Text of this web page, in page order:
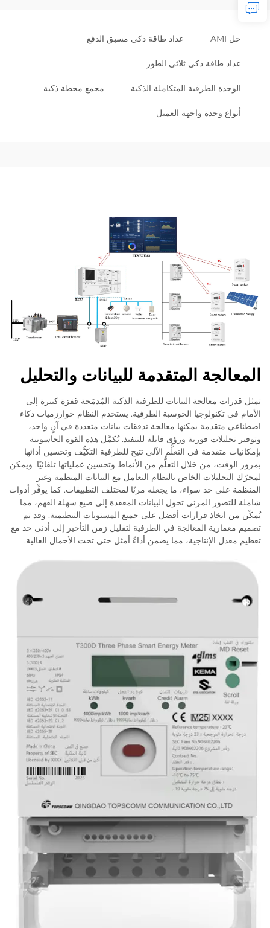
حل AMI عداد طاقة ذكي مسبق الدفع
عداد طاقة ذكي ثلاثي الطور
الوحدة الطرفية المتكاملة الذكية مجمع محطة ذكية
أنواع وحدة واجهة العميل
المعالجة المتقدمة للبيانات والتحليل
تمثل قدرات معالجة البيانات للطرفية الذكية المُدمَجة قفزة كبيرة إلى
الأمام في تكنولوجيا الحوسبة الطرفية. يستخدم النظام خوارزميات ذكاء
اصطناعي متقدمة يمكنها معالجة تدفقات بيانات متعددة في آنٍ واحد،
وتوفير تحليلات فورية ورؤى قابلة للتنفيذ. تُكمَّل هذه القوة الحاسوبية
بإمكانيات متقدمة في التعلُّم الآلي تتيح للطرفية التكيُّف وتحسين أدائها
بمرور الوقت، من خلال التعلُّم من الأنماط وتحسين عملياتها تلقائيًا. ويمكن
لمحرّك التحليلات الخاص بالنظام التعامل مع البيانات المنظمة وغير
المنظمة على حد سواء، ما يجعله مرنًا لمختلف التطبيقات. كما يوفِّر أدوات
شاملة للتصور المرئي تحول البيانات المعقدة إلى صيغ سهلة الفهم، مما
يُمكّن من اتخاذ قرارات أفضل على جميع المستويات التنظيمية. وقد تم
تصميم معمارية المعالجة في الطرفية لتقليل زمن التأخير إلى أدنى حد مع
تعظيم معدل الإنتاجية، مما يضمن أداءً أمثل حتى تحت الأحمال العالية.